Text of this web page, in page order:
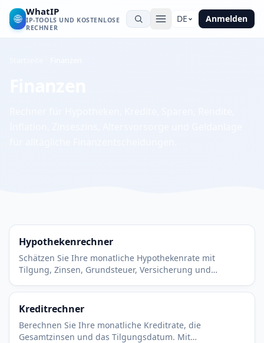
🌐
WhatIP
IP-TOOLS UND KOSTENLOSE
RECHNER
DE Anmelden
Hypothekenrechner
Schätzen Sie Ihre monatliche Hypothekenrate mit
Tilgung, Zinsen, Grundsteuer, Versicherung und
Kreditrechner
Berechnen Sie Ihre monatliche Kreditrate, die
Gesamtzinsen und das Tilgungsdatum. Mit